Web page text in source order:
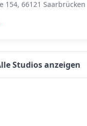
154, 66121 Saarbrücken
Studios anzeigen